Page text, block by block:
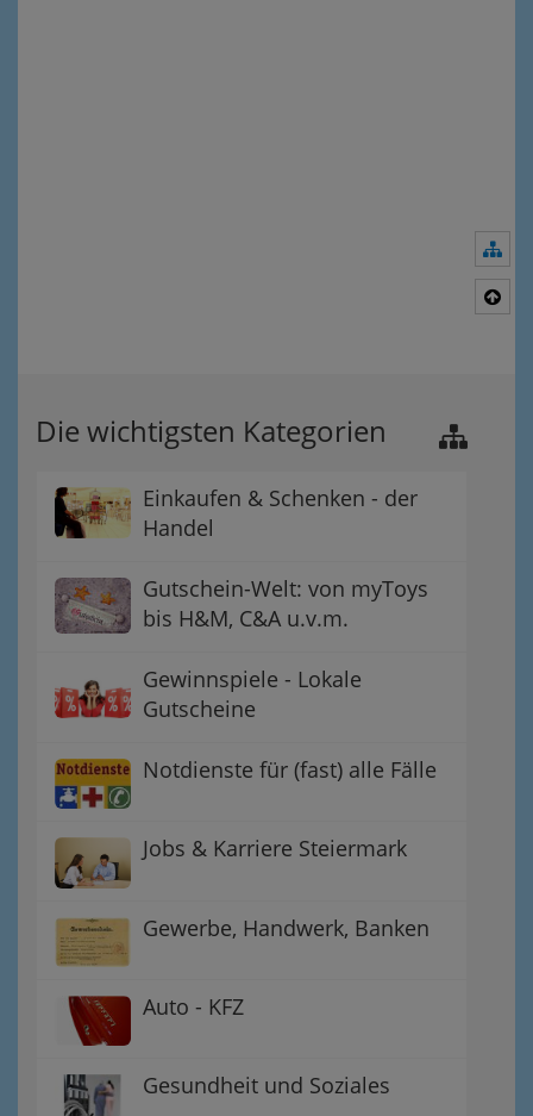
Die wichtigsten Kategorien
Einkaufen & Schenken - der
Handel
Gutschein-Welt: von myToys
bis H&M, C&A u.v.m.
Gewinnspiele - Lokale
Gutscheine
Notdienste für (fast) alle Fälle
Jobs & Karriere Steiermark
Gewerbe, Handwerk, Banken
Auto - KFZ
Gesundheit und Soziales